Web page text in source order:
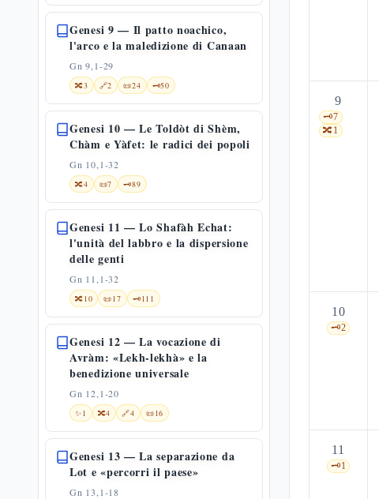
Genesi 9 — Il patto noachico,
l'arco e la maledizione di Canaan
Gn 9,1-29
🔀3 🔗2 📜24 🗝️50
Genesi 10 — Le Toldòt di Shèm,
Chàm e Yàfet: le radici dei popoli
Gn 10,1-32
🔀4 📜7 🗝️89
Genesi 11 — Lo Shafàh Echat:
l'unità del labbro e la dispersione
delle genti
Gn 11,1-32
🔀10 📜17 🗝️111
Genesi 12 — La vocazione di
Avràm: «Lekh-lekhà» e la
benedizione universale
Gn 12,1-20
✨1 🔀4 🔗4 📜16
Genesi 13 — La separazione da
Lot e «percorri il paese»
Gn 13,1-18
9
🗝️7
🔀1
10
🗝️2
11
🗝️1